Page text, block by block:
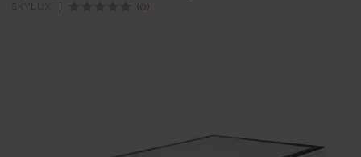
SKYLUX (0)